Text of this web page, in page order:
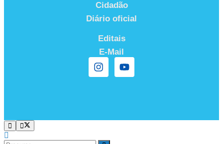
Cidadão
Diário oficial
Editais
E-Mail